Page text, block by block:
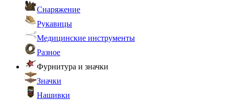
Снаряжение
Рукавицы
Медицинские инструменты
Разное
Фурнитура и значки
Значки
Нашивки